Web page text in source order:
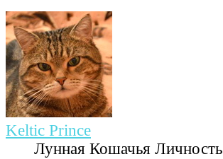
Keltic Prince
Лунная Кошачья Личность